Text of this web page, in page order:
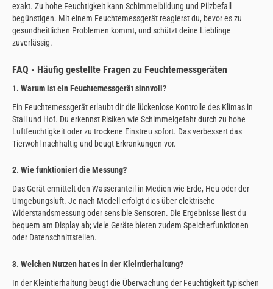
exakt. Zu hohe Feuchtigkeit kann Schimmelbildung und Pilzbefall
begünstigen. Mit einem Feuchtemessgerät reagierst du, bevor es zu
gesundheitlichen Problemen kommt, und schützt deine Lieblinge
zuverlässig.
FAQ - Häufig gestellte Fragen zu Feuchtemessgeräten
1. Warum ist ein Feuchtemessgerät sinnvoll?
Ein Feuchtemessgerät erlaubt dir die lückenlose Kontrolle des Klimas in
Stall und Hof. Du erkennst Risiken wie Schimmelgefahr durch zu hohe
Luftfeuchtigkeit oder zu trockene Einstreu sofort. Das verbessert das
Tierwohl nachhaltig und beugt Erkrankungen vor.
2. Wie funktioniert die Messung?
Das Gerät ermittelt den Wasseranteil in Medien wie Erde, Heu oder der
Umgebungsluft. Je nach Modell erfolgt dies über elektrische
Widerstandsmessung oder sensible Sensoren. Die Ergebnisse liest du
bequem am Display ab; viele Geräte bieten zudem Speicherfunktionen
oder Datenschnittstellen.
3. Welchen Nutzen hat es in der Kleintierhaltung?
In der Kleintierhaltung beugt die Überwachung der Feuchtigkeit typischen